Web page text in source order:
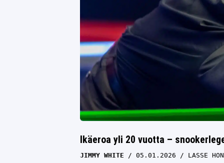
Ikäeroa yli 20 vuotta –
JIMMY WHITE 05.01.2026 LASSE